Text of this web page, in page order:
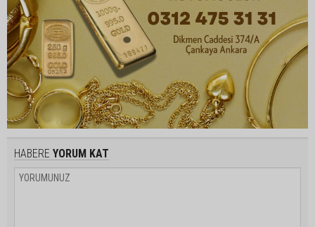
HABERE YORUM KAT